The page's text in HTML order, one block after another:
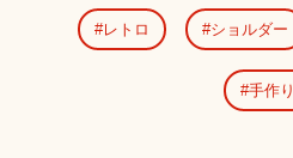
レトロ ショルダー
手作り